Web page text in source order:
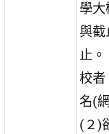
學
與
止
校者
名(
(２)